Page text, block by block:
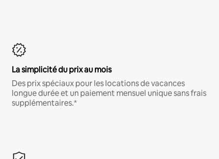
La simplicité du prix au mois
Des prix spéciaux pour les locations de vacances
longue durée et un paiement mensuel unique sans frais
supplémentaires.*